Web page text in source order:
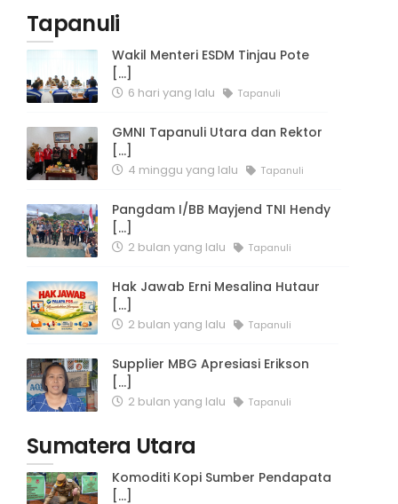
Tapanuli
Wakil Menteri ESDM Tinjau Pote
[...]
6 hari yang lalu Tapanuli
GMNI Tapanuli Utara dan Rektor
[...]
4 minggu yang lalu Tapanuli
Pangdam I/BB Mayjend TNI Hendy
[...]
2 bulan yang lalu Tapanuli
Hak Jawab Erni Mesalina Hutaur
[...]
2 bulan yang lalu Tapanuli
Supplier MBG Apresiasi Erikson
[...]
2 bulan yang lalu Tapanuli
Sumatera Utara
Komoditi Kopi Sumber Pendapata
[...]